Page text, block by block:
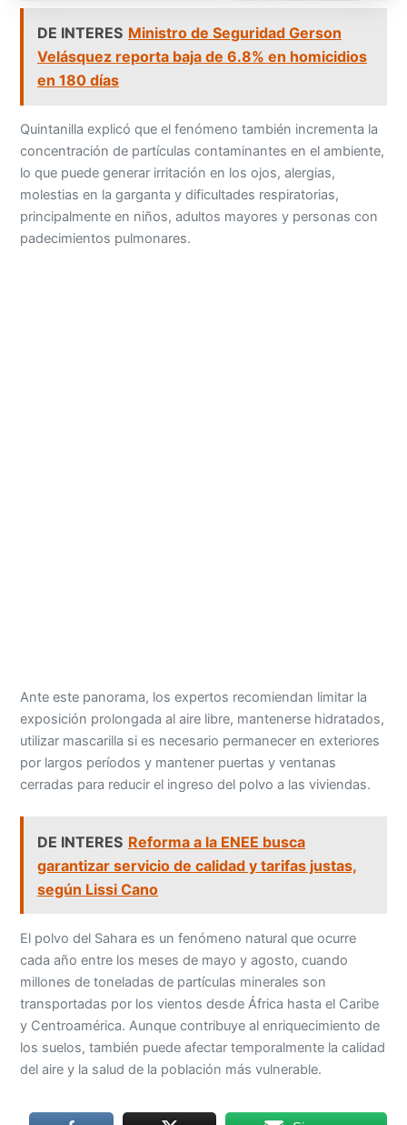
DE INTERES Ministro de Seguridad Gerson
Velásquez reporta baja de 6.8% en homicidios
en 180 días
Quintanilla explicó que el fenómeno también incrementa la
concentración de partículas contaminantes en el ambiente,
lo que puede generar irritación en los ojos, alergias,
molestias en la garganta y dificultades respiratorias,
principalmente en niños, adultos mayores y personas con
padecimientos pulmonares.
Ante este panorama, los expertos recomiendan limitar la
exposición prolongada al aire libre, mantenerse hidratados,
utilizar mascarilla si es necesario permanecer en exteriores
por largos períodos y mantener puertas y ventanas
cerradas para reducir el ingreso del polvo a las viviendas.
DE INTERES Reforma a la ENEE busca
garantizar servicio de calidad y tarifas justas,
según Lissi Cano
El polvo del Sahara es un fenómeno natural que ocurre
cada año entre los meses de mayo y agosto, cuando
millones de toneladas de partículas minerales son
transportadas por los vientos desde África hasta el Caribe
y Centroamérica. Aunque contribuye al enriquecimiento de
los suelos, también puede afectar temporalmente la calidad
del aire y la salud de la población más vulnerable.